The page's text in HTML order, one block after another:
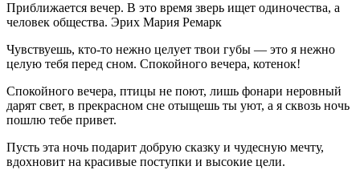
Приближается вечер. В это время зверь ищет одиночества, а
человек общества. Эрих Мария Ремарк
Чувствуешь, кто-то нежно целует твои губы — это я нежно
целую тебя перед сном. Спокойного вечера, котенок!
Спокойного вечера, птицы не поют, лишь фонари неровный
дарят свет, в прекрасном сне отыщешь ты уют, а я сквозь ночь
пошлю тебе привет.
Пусть эта ночь подарит добрую сказку и чудесную мечту,
вдохновит на красивые поступки и высокие цели.